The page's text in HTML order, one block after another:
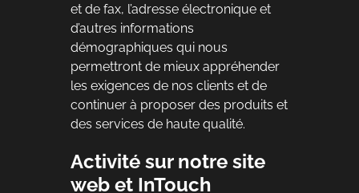
et de fax, l’adresse électronique et
d’autres informations
démographiques qui nous
permettront de mieux appréhender
les exigences de nos clients et de
continuer à proposer des produits et
des services de haute qualité.
Activité sur notre site
web et InTouch